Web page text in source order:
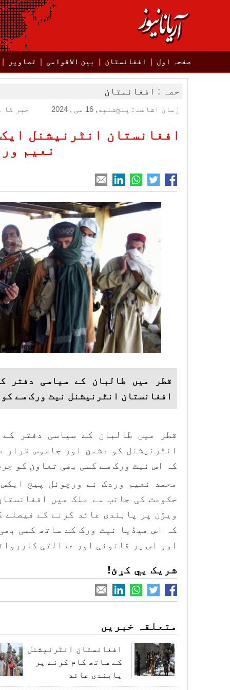
صفحہ اول افغانستان بین الاقوامی تصاویر
حصہ : افغانستان
زمان اشاعت : پنج‌شنبه, 16 می , 2024 خبر کا
افغانستان انٹرنیشنل
نعیم
قطر میں طالبان کے سیاسی دفتر
افغانستان انٹرنیشنل نیٹ ورک سے
قطر میں طالبان کے سیاسی دفتر
انٹرنیشنل کو دشمن اور جاسوس قرار
کہ اس نیٹ ورک سے کسی بھی تعاون کو
محمد نعیم وردک نے ورچوئل پیج
حکومت کی جانب سے ملک میں
ویژن پر پابندی عائد کرنے کے فیصلے
کہ اس میڈیا نیٹ ورک کے ساتھ کسی
اور اس پر قانونی اور عدالتی
شریک یي کړئ!
متعلقہ خبریں
افغانستان انٹرنیشنل
کے ساتھ کام کرنے پر
پابندی عائد